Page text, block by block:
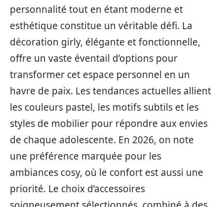
personnalité tout en étant moderne et
esthétique constitue un véritable défi. La
décoration girly, élégante et fonctionnelle,
offre un vaste éventail d’options pour
transformer cet espace personnel en un
havre de paix. Les tendances actuelles allient
les couleurs pastel, les motifs subtils et les
styles de mobilier pour répondre aux envies
de chaque adolescente. En 2026, on note
une préférence marquée pour les
ambiances cosy, où le confort est aussi une
priorité. Le choix d’accessoires